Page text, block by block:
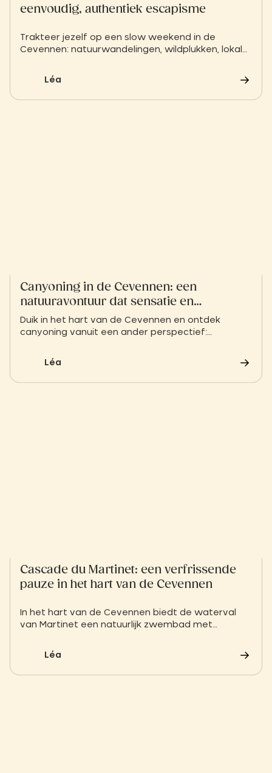
eenvoudig, authentiek escapisme
Trakteer jezelf op een slow weekend in de
Cevennen: natuurwandelingen, wildplukken, lokale
erfgoed van de Cevennen.
Léa
Canyoning in de Cevennen: een
natuuravontuur dat sensatie en
langzaam toerisme combineert
Duik in het hart van de Cevennen en ontdek
canyoning vanuit een ander perspectief:
wachten op je voor een uniek avontuur dat natuur
Léa
Cascade du Martinet: een verfrissende
pauze in het hart van de Cevennen
In het hart van de Cevennen biedt de waterval
van Martinet een natuurlijk zwembad met
verjongende duik.
Léa